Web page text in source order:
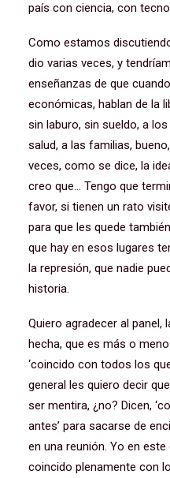
país con ciencia, con
Como estamos
dio varias veces, y
enseñanzas de que
económicas, hablan de la
sin laburo, sin sueldo, a
salud, a las familias,
veces, como se dice, la
creo que… Tengo que
favor, si tienen un rato
para que les quede
que hay en esos lugares
la represión, que nadie
historia.
Quiero agradecer al panel,
hecha, que es más o
‘coincido con todos los
general les quiero decir
ser mentira, ¿no? Dicen,
antes’ para sacarse de
en una reunión. Yo en
coincido plenamente con